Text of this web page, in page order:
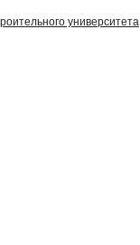
университета